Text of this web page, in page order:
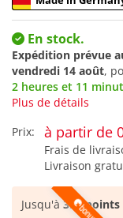
En stock.
Expédition prévue
vendredi 14 août,
2 heures et 11
Plus de détails
Prix:
à partir de
Frais de
Livraison
Jusqu'à399 points